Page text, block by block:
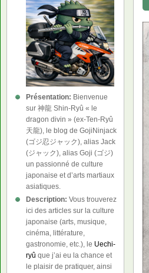
Présentation: Bienvenue
sur 神龍 Shin-Ryû « le
dragon divin » (ex-Ten-Ryû
天龍), le blog de GojiNinjack
(ゴジ忍ジャック), alias Jack
(ジャック), alias Goji (ゴジ)
un passionné de culture
japonaise et d’arts martiaux
asiatiques.
Description: Vous trouverez
ici des articles sur la culture
japonaise (arts, musique,
cinéma, littérature,
gastronomie, etc.), le Uechi-
ryû que j’ai eu la chance et
le plaisir de pratiquer, ainsi